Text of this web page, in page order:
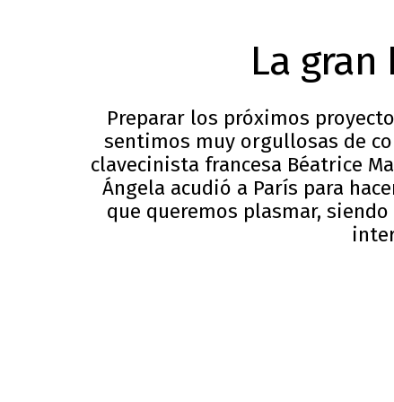
La
Preparar los próximos
sentimos muy orgullosas de
clavecinista francesa Béatrice
Ángela acudió a París para
que queremos plasmar,